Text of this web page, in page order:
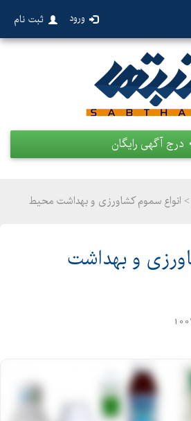
ورود ثبت نام
درج آگهی رایگان
انواع سموم کشاورزی و بهداشت محیط
و بهداشت